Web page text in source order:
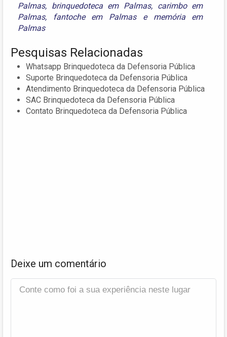
Palmas, brinquedoteca em Palmas, carimbo em
Palmas, fantoche em Palmase memória em
Palmas
Pesquisas Relacionadas
Whatsapp Brinquedoteca da Defensoria Pública
Suporte Brinquedoteca da Defensoria Pública
Atendimento Brinquedoteca da Defensoria Pública
SAC Brinquedoteca da Defensoria Pública
Contato Brinquedoteca da Defensoria Pública
Deixe um comentário